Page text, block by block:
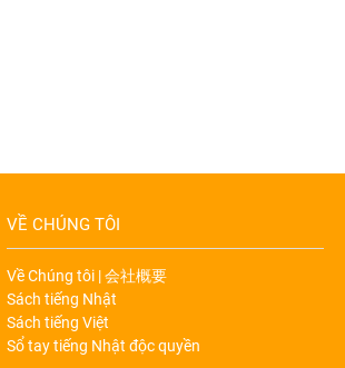
VỀ CHÚNG TÔI
Về Chúng tôi | 会社概要
Sách tiếng Nhật
Sách tiếng Việt
Sổ tay tiếng Nhật độc quyền